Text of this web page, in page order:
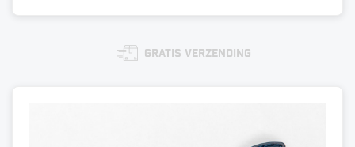
Gratis verzending